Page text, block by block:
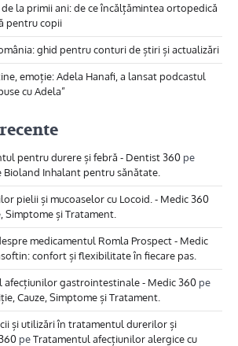
de la primii ani: de ce încălțămintea ortopedică
pentru copii
ghid pentru conturi de știri și actualizări
emoție: Adela Hanafi, a lansat podcastul
cu Adela”
pentru durere și febră - Dentist 360 pe
Bioland Inhalant pentru sănătate.
pielii și mucoaselor cu Locoid. - Medic 360
Simptome și Tratament.
medicamentul Romla Prospect - Medic
confort și flexibilitate în fiecare pas.
afecțiunilor gastrointestinale - Medic 360 pe
Cauze, Simptome și Tratament.
și utilizări în tratamentul durerilor și
peTratamentul afecțiunilor alergice cu